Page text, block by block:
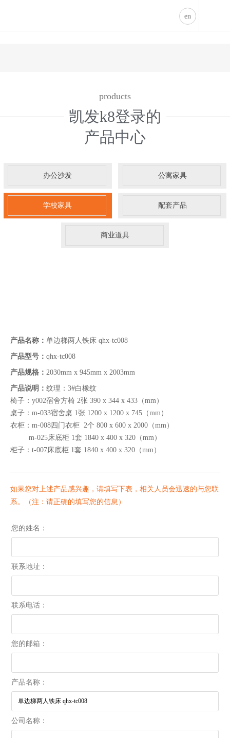
en
products
凯发k8登录的
产品中心
办公沙发 公寓家具
学校家具 配套产品
商业道具
产品名称： 单边梯两人铁床 qhx-tc008
产品型号： qhx-tc008
产品规格： 2030mm x 945mm x 2003mm
产品说明： 纹理：3#白橡纹
椅子：y002宿舍方椅 2张 390 x 344 x 433（mm）
桌子：m-033宿舍桌 1张 1200 x 1200 x 745（mm）
衣柜：m-008四门衣柜 2个 800 x 600 x 2000（mm）
m-025床底柜 1套 1840 x 400 x 320（mm）
柜子：t-007床底柜 1套 1840 x 400 x 320（mm）
如果您对上述产品感兴趣，请填写下表，相关人员会迅速的与您联
系。（注：请正确的填写您的信息）
您的姓名：
联系地址：
联系电话：
您的邮箱：
产品名称：
公司名称：